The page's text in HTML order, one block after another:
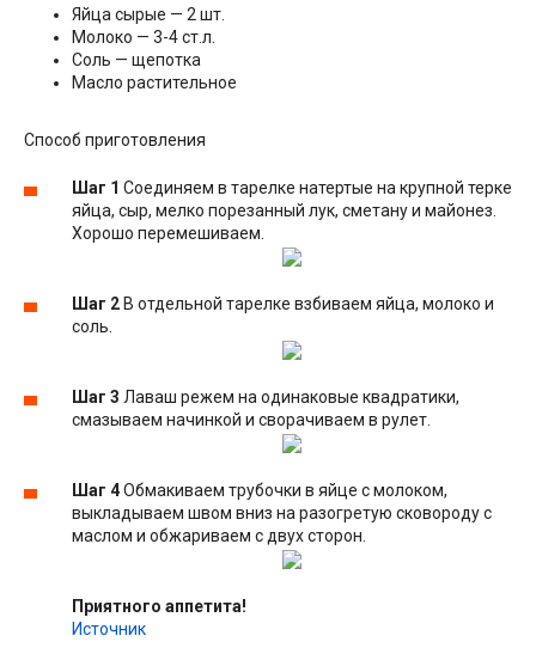
Яйца сырые — 2 шт.
Молоко — 3-4 ст.л.
Соль — щепотка
Масло растительное
Способ приготовления
Шаг 1 Соединяем в тарелке натертые на крупной терке
яйца, сыр, мелко порезанный лук, сметану и майонез.
Хорошо перемешиваем.
Шаг 2В отдельной тарелке взбиваем яйца, молоко и
соль.
Шаг 3 Лаваш режем на одинаковые квадратики,
смазываем начинкой и сворачиваем в рулет.
Шаг 4Обмакиваем трубочки в яйце с молоком,
выкладываем швом вниз на разогретую сковороду с
маслом и обжариваем с двух сторон.
Приятного аппетита!
Источник